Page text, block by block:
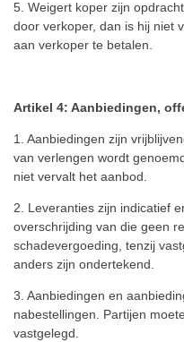
5. Weigert koper zijn
door verkoper, dan is hij niet
aan verkoper te betalen.
Artikel 4: Aanbiedingen,
1. Aanbiedingen zijn
van verlengen wordt
niet vervalt het aanbod.
2. Leveranties zijn indicatief
overschrijding van die geen
schadevergoeding, tenzij
anders zijn ondertekend.
3. Aanbiedingen en
nabestellingen. Partijen
vastgelegd.